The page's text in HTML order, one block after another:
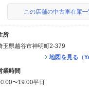
この店舗の中古車在庫
所
玉県越谷市神明町2-379
地図を見る（
業時間
〜19:00平日